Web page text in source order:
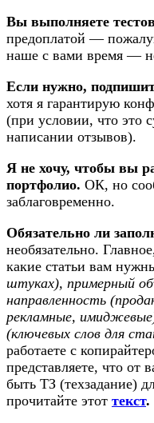
Вы выполняете
предоплатой —
наше с вами время —
Если нужно,
хотя я гарантирую
(при условии, что это
написании отзывов).
Я не хочу, чтобы вы
портфолио. ОК, но
заблаговременно.
Обязательно ли
необязательно.
какие статьи вам
штуках), примерный
направленность
рекламные,
(ключевых слов для
работаете с
представляете, что от
быть ТЗ (техзадание)
прочитайте этот текст.